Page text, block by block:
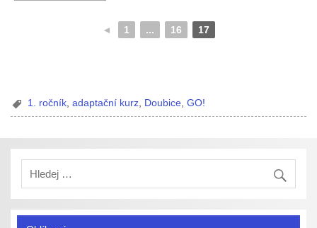
◄ 1 ... 16 17
1. ročník ,adaptační kurz Doubice ,GO!